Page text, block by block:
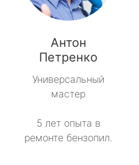
Антон
Петренко
Универсальный
мастер
5 лет опыта в
ремонте бензопил.